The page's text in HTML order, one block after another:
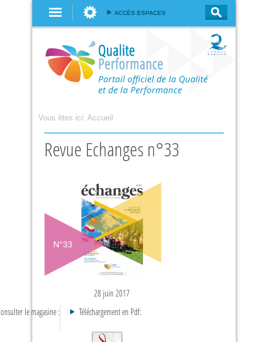
ACCÈS ESPACES
Vous êtes ici: Accueil
Revue Echanges n°33
N°33
28 juin 2017
le magasine :
Téléchargement en Pdf: